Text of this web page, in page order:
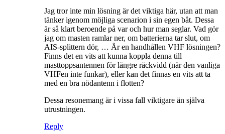
Jag tror inte min lösning är det viktiga här, utan att man
tänker igenom möjliga scenarion i sin egen båt. Dessa
är så klart beroende på var och hur man seglar. Vad gör
jag om masten ramlar ner, om batterierna tar slut, om
AIS-splittern dör, … Är en handhållen VHF lösningen?
Finns det en vits att kunna koppla denna till
masttoppsantennen för längre räckvidd (när den vanliga
VHFen inte funkar), eller kan det finnas en vits att ta
med en bra nödantenn i flotten?
Dessa resonemang är i vissa fall viktigare än själva
utrustningen.
Reply